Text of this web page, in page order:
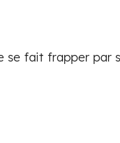
se fait frapper par